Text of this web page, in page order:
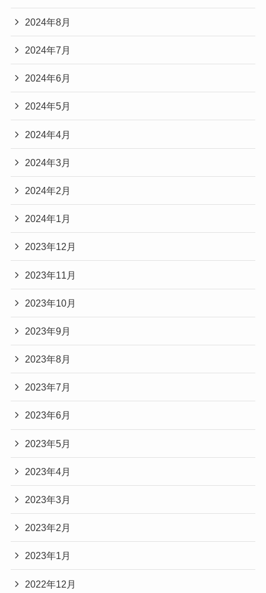
2024年8月
2024年7月
2024年6月
2024年5月
2024年4月
2024年3月
2024年2月
2024年1月
2023年12月
2023年11月
2023年10月
2023年9月
2023年8月
2023年7月
2023年6月
2023年5月
2023年4月
2023年3月
2023年2月
2023年1月
2022年12月